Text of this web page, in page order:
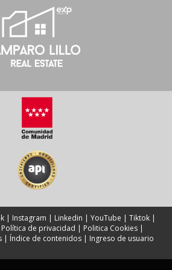
| Instagram | Linkedin | YouTube | Tiktok |
Política de privacidad | Politica Cookies |
| Índice de contenidos| Ingreso de usuario